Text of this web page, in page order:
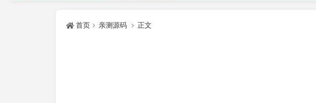
首页 亲测源码 正文